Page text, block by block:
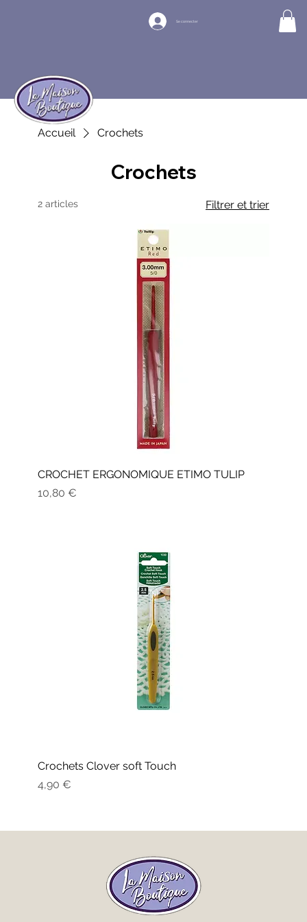
Se connecter
Accueil Crochets
Crochets
2 articles Filtrer et trier
CROCHET ERGONOMIQUE ETIMO TULIP
Prix
10,80 €
Crochets Clover soft Touch
Prix
4,90 €